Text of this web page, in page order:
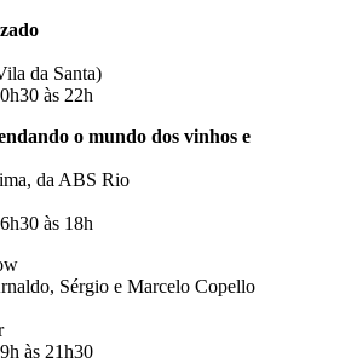
da Santa)
às 22h
o mundo dos vinhos e
da ABS Rio
às 18h
Sérgio e Marcelo Copello
às 21h30